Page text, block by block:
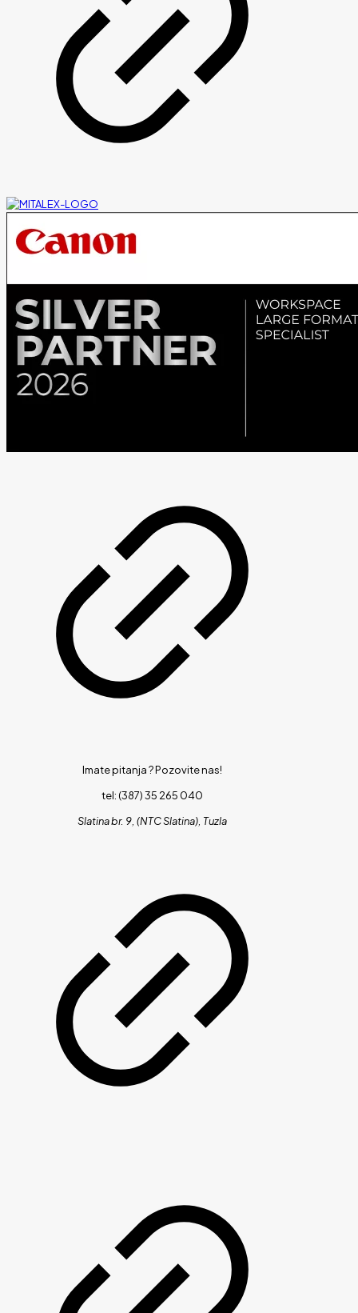
Imate pitanja ?Pozovite nas!
tel: (387) 35 265 040
Slatina br. 9, (NTC Slatina), Tuzla